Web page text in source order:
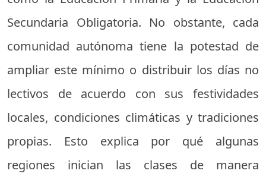
Secundaria Obligatoria. No obstante, cada
comunidad autónoma tiene la potestad de
ampliar este mínimo o distribuir los días no
lectivos de acuerdo con sus festividades
locales, condiciones climáticas y tradiciones
propias. Esto explica por qué algunas
regiones inician las clases de manera